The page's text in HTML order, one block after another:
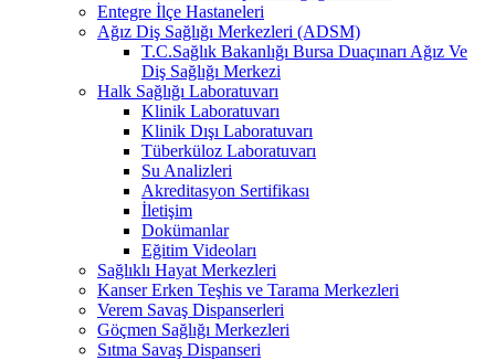
Entegre İlçe Hastaneleri
Ağız Diş Sağlığı Merkezleri (ADSM)
T.C.Sağlık Bakanlığı Bursa Duaçınarı Ağız Ve
Diş Sağlığı Merkezi
Halk Sağlığı Laboratuvarı
Klinik Laboratuvarı
Klinik Dışı Laboratuvarı
Tüberküloz Laboratuvarı
Su Analizleri
Akreditasyon Sertifikası
İletişim
Dokümanlar
Eğitim Videoları
Sağlıklı Hayat Merkezleri
Kanser Erken Teşhis ve Tarama Merkezleri
Verem Savaş Dispanserleri
Göçmen Sağlığı Merkezleri
Sıtma Savaş Dispanseri